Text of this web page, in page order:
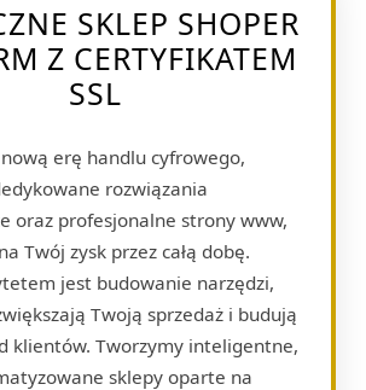
SKLEP SHOPER
Z CERTYFIKATEM
SSL
erę handlu cyfrowego,
rozwiązania
oraz profesjonalne strony www,
Twój zysk przez całą dobę.
jest budowanie narzędzi,
Twoją sprzedaż i budują
klientów. Tworzymy inteligentne,
sklepy oparte na